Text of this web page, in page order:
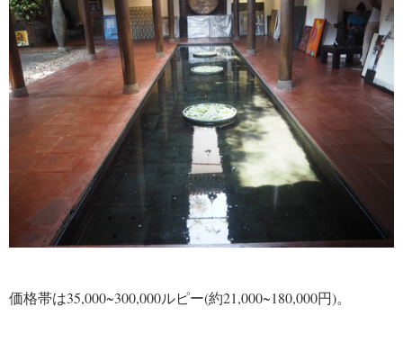
価格帯は35,000~300,000ルピー(約21,000~180,000円)。